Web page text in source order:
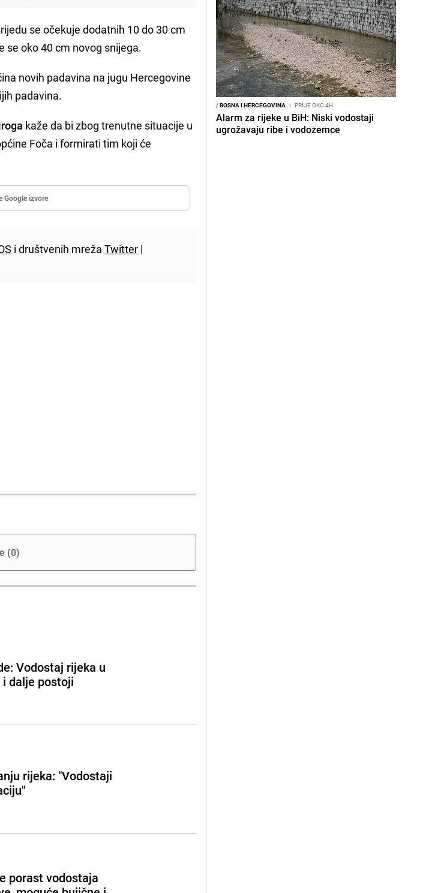
se očekuje dodatnih 10 do 30 cm
se oko 40 cm novog snijega.
novih padavina na jugu Hercegovine
padavina.
kaže da bi zbog trenutne situacije u
Foča i formirati tim koji će
Google izvore
i društvenih mrežaTwitter |
(0)
Vodostaj rijeka u
dalje postoji
rijeka: "Vodostaji
porast vodostaja
/BOSNA I HERCEGOVINA I PRIJE OKO 4H
Alarm za rijeke u BiH: Niski vodostaji
ugrožavaju ribe i vodozemce